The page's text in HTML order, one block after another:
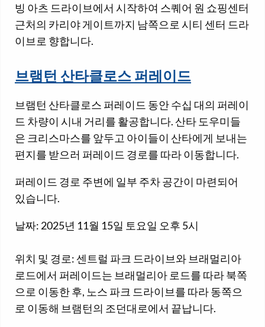
빙 아츠 드라이브에서 시작하여 스퀘어 원 쇼핑센터
근처의 카리야 게이트까지 남쪽으로 시티 센터 드라
이브로 향합니다.
브램턴 산타클로스 퍼레이드
브램턴 산타클로스 퍼레이드 동안 수십 대의 퍼레이
드 차량이 시내 거리를 활공합니다. 산타 도우미들
은 크리스마스를 앞두고 아이들이 산타에게 보내는
편지를 받으러 퍼레이드 경로를 따라 이동합니다.
퍼레이드 경로 주변에 일부 주차 공간이 마련되어
있습니다.
날짜: 2025년 11월 15일 토요일 오후 5시
위치 및 경로: 센트럴 파크 드라이브와 브래멀리아
로드에서 퍼레이드는 브래멀리아 로드를 따라 북쪽
으로 이동한 후, 노스 파크 드라이브를 따라 동쪽으
로 이동해 브램턴의 조던대로에서 끝납니다.